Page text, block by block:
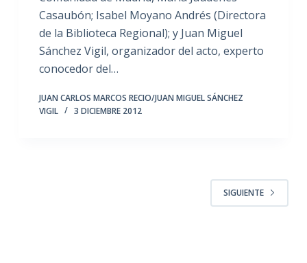
Casaubón; Isabel Moyano Andrés (Directora
de la Biblioteca Regional); y Juan Miguel
Sánchez Vigil, organizador del acto, experto
conocedor del…
JUAN CARLOS MARCOS RECIO/JUAN MIGUEL SÁNCHEZ
VIGIL
3 DICIEMBRE 2012
SIGUIENTE